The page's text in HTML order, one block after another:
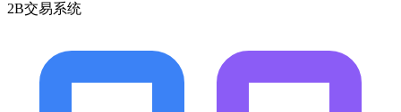
2B交易系统